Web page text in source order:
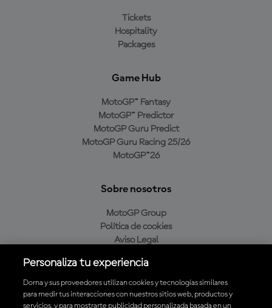
Tickets
Hospitality
Packages
Game Hub
MotoGP™ Fantasy
MotoGP™ Predictor
MotoGP Guru Predict
MotoGP Guru Racing 25/26
MotoGP™26
Sobre nosotros
MotoGP Group
Política de cookies
Aviso Legal
Política de compra
Personaliza tu experiencia
Dorna y sus proveedores utilizan cookies y tecnologías similares
para medir tus interacciones con nuestros sitios web, productos y
servicios, y para mostrarte publicidad personalizada basada en un